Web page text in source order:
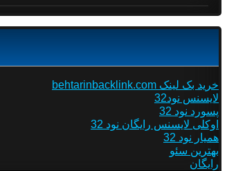
خرید بک لینک behtarinbacklink.com
لایسنس نود32
پسورد نود 32
اوکلی لایسنس رایگان نود 32
همیار نود 32
بهترین سئو
رایگان